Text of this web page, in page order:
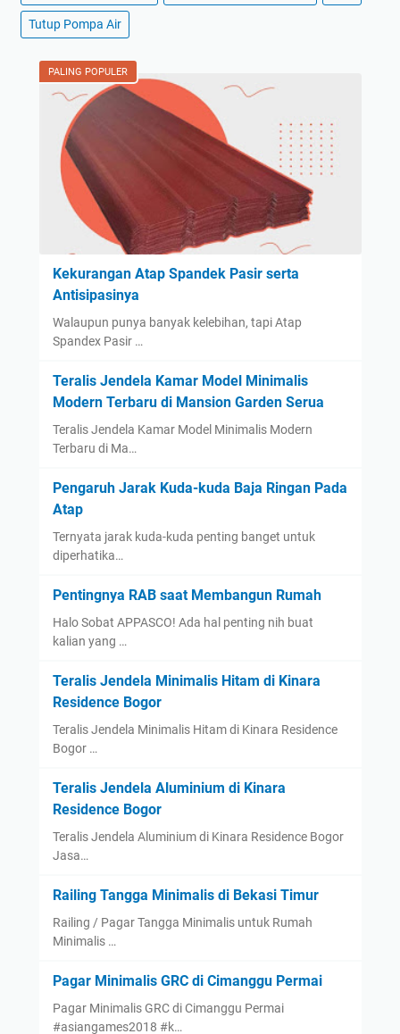
Tutup Pompa Air
PALING POPULER
Kekurangan Atap Spandek Pasir serta
Antisipasinya
Walaupun punya banyak kelebihan, tapi Atap
Spandex Pasir …
Teralis Jendela Kamar Model Minimalis
Modern Terbaru di Mansion Garden Serua
Teralis Jendela Kamar Model Minimalis Modern
Terbaru di Ma…
Pengaruh Jarak Kuda-kuda Baja Ringan Pada
Atap
Ternyata jarak kuda-kuda penting banget untuk
diperhatika…
Pentingnya RAB saat Membangun Rumah
Halo Sobat APPASCO! Ada hal penting nih buat
kalian yang …
Teralis Jendela Minimalis Hitam di Kinara
Residence Bogor
Teralis Jendela Minimalis Hitam di Kinara Residence
Bogor …
Teralis Jendela Aluminium di Kinara
Residence Bogor
Teralis Jendela Aluminium di Kinara Residence Bogor
Jasa…
Railing Tangga Minimalis di Bekasi Timur
Railing / Pagar Tangga Minimalis untuk Rumah
Minimalis …
Pagar Minimalis GRC di Cimanggu Permai
Pagar Minimalis GRC di Cimanggu Permai
#asiangames2018 #k…